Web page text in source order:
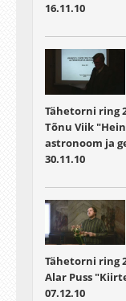
16.11.10
Tähetorni ring
Tõnu Viik
astronoom ja
30.11.10
Tähetorni ring
Alar Puss
07.12.10